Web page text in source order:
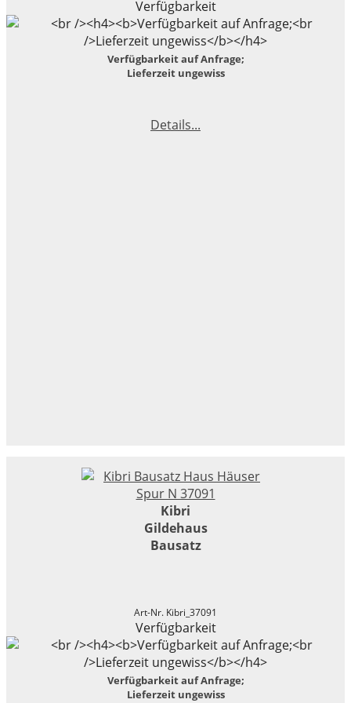
Verfügbarkeit
Verfügbarkeit auf Anfrage;
Lieferzeit ungewiss
Details...
Kibri
Gildehaus
Bausatz
Art-Nr. Kibri_37091
Verfügbarkeit
Verfügbarkeit auf Anfrage;
Lieferzeit ungewiss